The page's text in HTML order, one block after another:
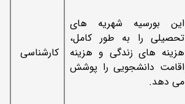
این بورسیه شهریه های
تحصیلی را به طور کامل،
هزینه های زندگی و هزینه
اقامت دانشجویی را پوشش
می دهد.
کارشناسی